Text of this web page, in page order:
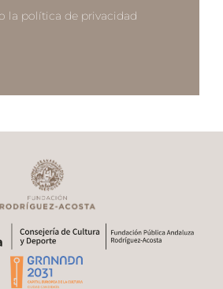
la política de privacidad